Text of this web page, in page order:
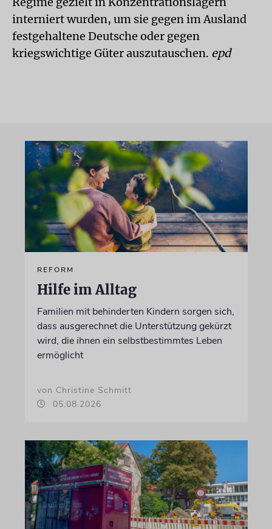
interniert wurden, um sie gegen im Ausland
festgehaltene Deutsche oder gegen
kriegswichtige Güter auszutauschen. epd
REFORM
Hilfe im Alltag
Familien mit behinderten Kindern sorgen sich,
dass ausgerechnet die Unterstützung gekürzt
wird, die ihnen ein selbstbestimmtes Leben
ermöglicht
von Christine Schmitt
05.08.2026